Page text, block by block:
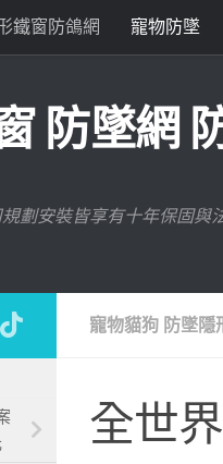
鐵窗防鴿網 寵物防墜
防墜網
劃安裝皆享有十年保固與
寵物貓狗 防墜隱
全世